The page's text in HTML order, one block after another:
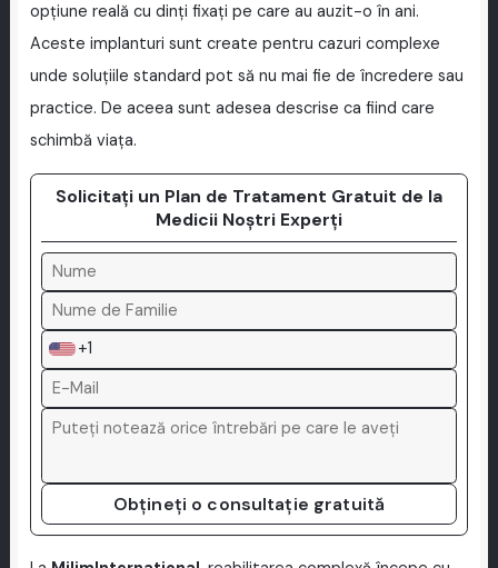
opțiune reală cu dinți fixați pe care au auzit-o în ani.
Aceste implanturi sunt create pentru cazuri complexe
unde soluțiile standard pot să nu mai fie de încredere sau
practice. De aceea sunt adesea descrise ca fiind care
schimbă viața.
Solicitați un Plan de Tratament Gratuit de la
Medicii Noștri Experți
+1
Obțineți o consultație gratuită